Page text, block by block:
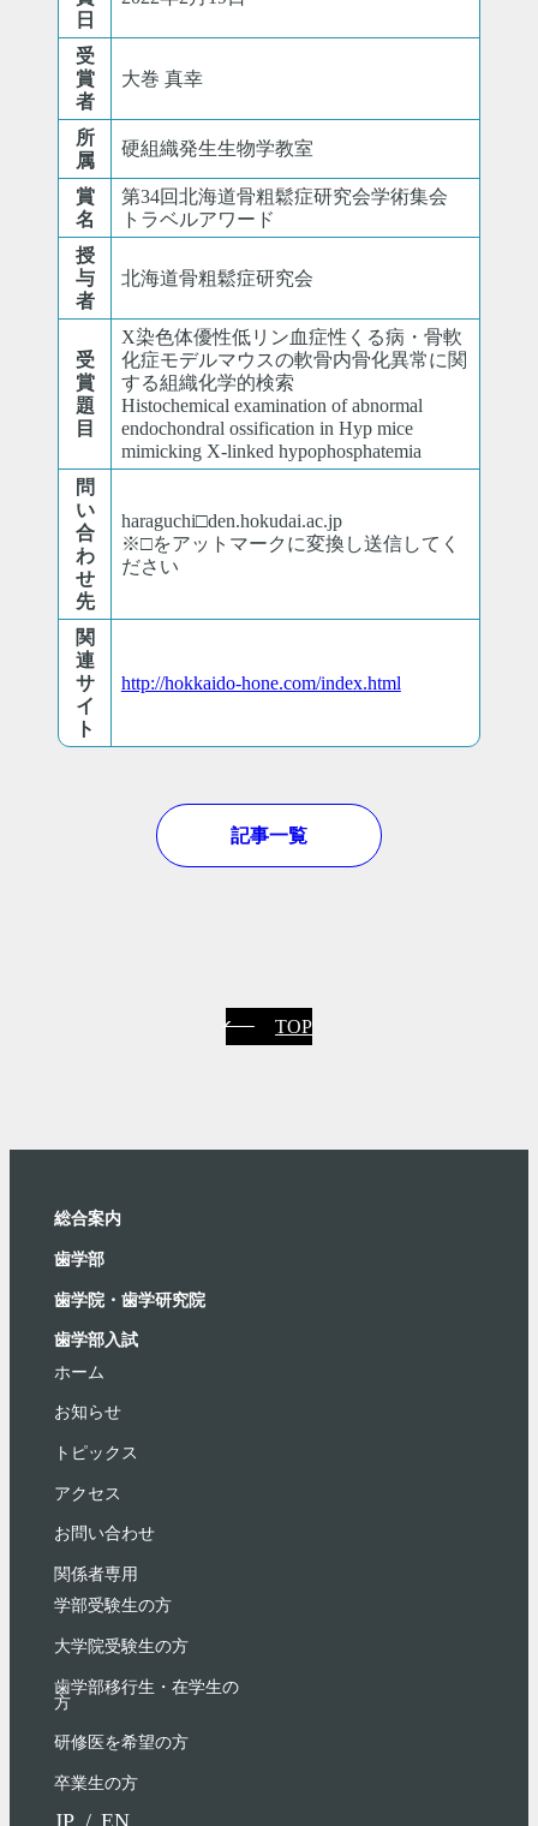
日
受
賞
者
大巻 真幸
所
属
硬組織発生生物学教室
賞
名
第34回北海道骨粗鬆症研究会学術集会
トラベルアワード
授
与
者
北海道骨粗鬆症研究会
受
賞
題
目
X染色体優性低リン血症性くる病・骨軟
化症モデルマウスの軟骨内骨化異常に関
する組織化学的検索
Histochemical examination of abnormal
endochondral ossification in Hyp mice
mimicking X-linked hypophosphatemia
問
い
合
わ
せ
先
haraguchi□den.hokudai.ac.jp
※□をアットマークに変換し送信してく
ださい
関
連
サ
イ
ト
http://hokkaido-hone.com/index.html
記事一覧
TOP
総合案内
⻭学部
歯学院・⻭学研究院
歯学部入試
ホーム
お知らせ
トピックス
アクセス
お問い合わせ
関係者専用
学部受験⽣の⽅
大学院受験生の方
歯学部移行生・在学⽣の
⽅
研修医を希望の方
卒業生の方